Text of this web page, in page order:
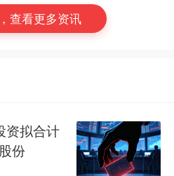
查看更多资讯
资拟合计
份